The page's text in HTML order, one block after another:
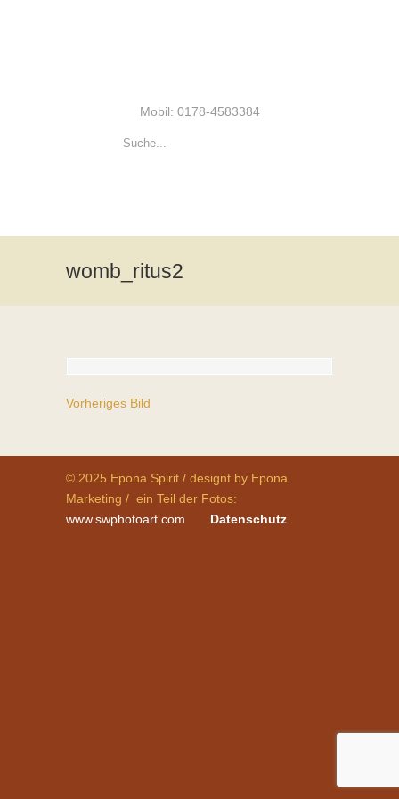
Mobil: 0178-4583384
womb_ritus2
Vorheriges Bild
© 2025 Epona Spirit / designt by Epona
Marketing / ein Teil der Fotos:
www.swphotoart.com
Datenschutz